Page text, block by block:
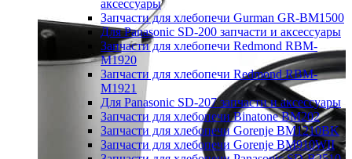
аксессуары
Запчасти для хлебопечи Gurman GR-BM1500
Для Panasonic SD-200 запчасти и аксессуары
Запчасти для хлебопечи Redmond RBM-
M1920
Запчасти для хлебопечи Redmond RBM-
M1921
Для Panasonic SD-207 запчасти и аксессуары
Запчасти для хлебопечи Binatone BM202
Запчасти для хлебопечи Gorenje BM1210BK
Запчасти для хлебопечи Gorenje BM910WII